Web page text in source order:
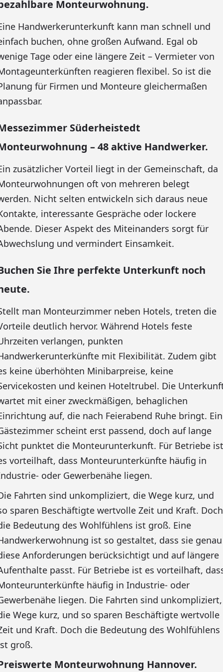
Monteurwohnung.
Handwerkerunterkunft kann man schnell und
buchen, ohne großen Aufwand. Egal ob
Tage oder eine längere Zeit – Vermieter von
reagieren flexibel. So ist die
für Firmen und Monteure gleichermaßen
Süderheistedt
– 48 aktive Handwerker.
zusätzlicher Vorteil liegt in der Gemeinschaft, da
oft von mehreren belegt
Nicht selten entwickeln sich daraus neue
interessante Gespräche oder lockere
Dieser Aspekt des Miteinanders sorgt für
und vermindert Einsamkeit.
Sie Ihre perfekte Unterkunft noch
man Monteurzimmer neben Hotels, treten die
deutlich hervor. Während Hotels feste
verlangen, punkten
mit Flexibilität. Zudem gibt
keine überhöhten Minibarpreise, keine
und keinen Hoteltrubel. Die
mit einer zweckmäßigen, behaglichen
auf, die nach Feierabend Ruhe bringt. Ein
scheint erst passend, doch auf lange
punktet die Monteurunterkunft. Für Betriebe ist
vorteilhaft, dass Monteurunterkünfte häufig in
oder Gewerbenähe liegen.
Fahrten sind unkompliziert, die Wege kurz, und
sparen Beschäftigte wertvolle Zeit und Kraft. Doch
Bedeutung des Wohlfühlens ist groß. Eine
ist so gestaltet, dass sie genau
Anforderungen berücksichtigt und auf längere
passt. Für Betriebe ist es vorteilhaft,
häufig in Industrie- oder
liegen. Die Fahrten sind unkompliziert,
Wege kurz, und so sparen Beschäftigte wertvolle
und Kraft. Doch die Bedeutung des Wohlfühlens
groß.
Monteurwohnung Hannover.